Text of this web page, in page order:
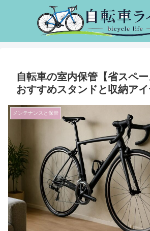
自転車の室内保管【省スペー
おすすめスタンドと収納ア
メンテナンスと保管